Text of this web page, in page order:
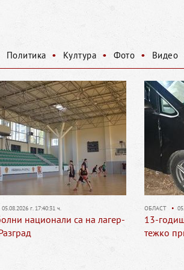
Политика • Култура • Фото • Видео
ОБЛАСТ • 05.08.2026 г. 17:34:55 ч.
13-годишно момче е пострадало
тежко при катастрофа